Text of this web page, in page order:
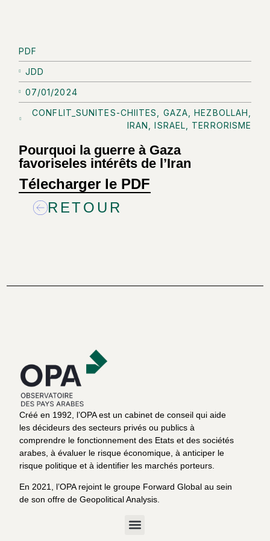
PDF
JDD
07/01/2024
CONFLIT_SUNITES-CHIITES
GAZA ,HEZBOLLAH
IRAN
,ISRAEL TERRORISME
Pourquoi la guerre à Gaza
favoriseles intérêts de l’Iran
Télecharger le PDF
RETOUR
Créé en 1992, l’OPA est un cabinet de conseil qui aide
les décideurs des secteurs privés ou publics à
comprendre le fonctionnement des Etats et des sociétés
arabes, à évaluer le risque économique, à anticiper le
risque politique et à identifier les marchés porteurs.
En 2021, l’OPA rejoint le groupe Forward Global au sein
de son offre de Geopolitical Analysis.